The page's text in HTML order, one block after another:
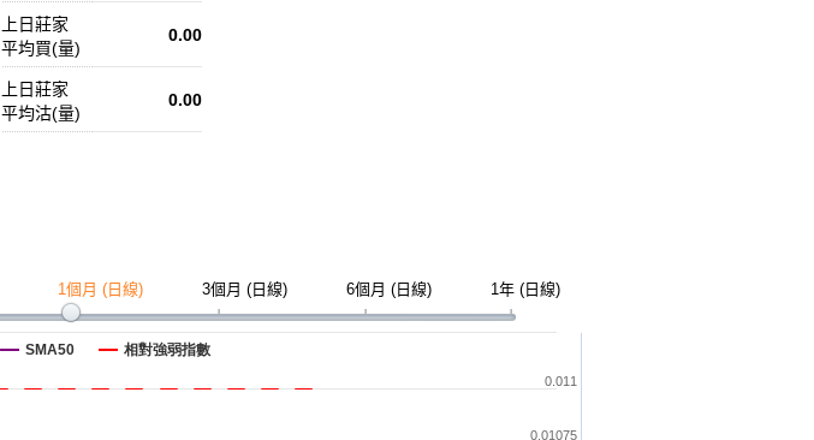
上日莊家
平均買(量)
0.00
上日莊家
平均沽(量)
0.00
1個月 (日線) 3個月 (日線) 6個月 (日線) 1年 (日線)